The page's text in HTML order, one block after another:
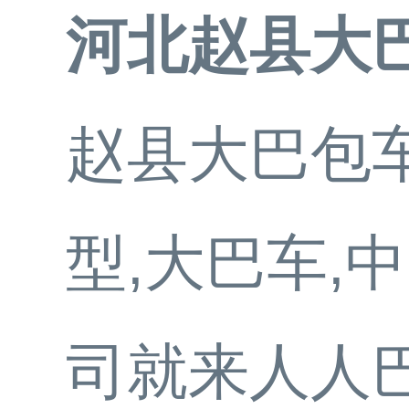
河北赵县大
赵县大巴包
型,大巴车,
司就来人人